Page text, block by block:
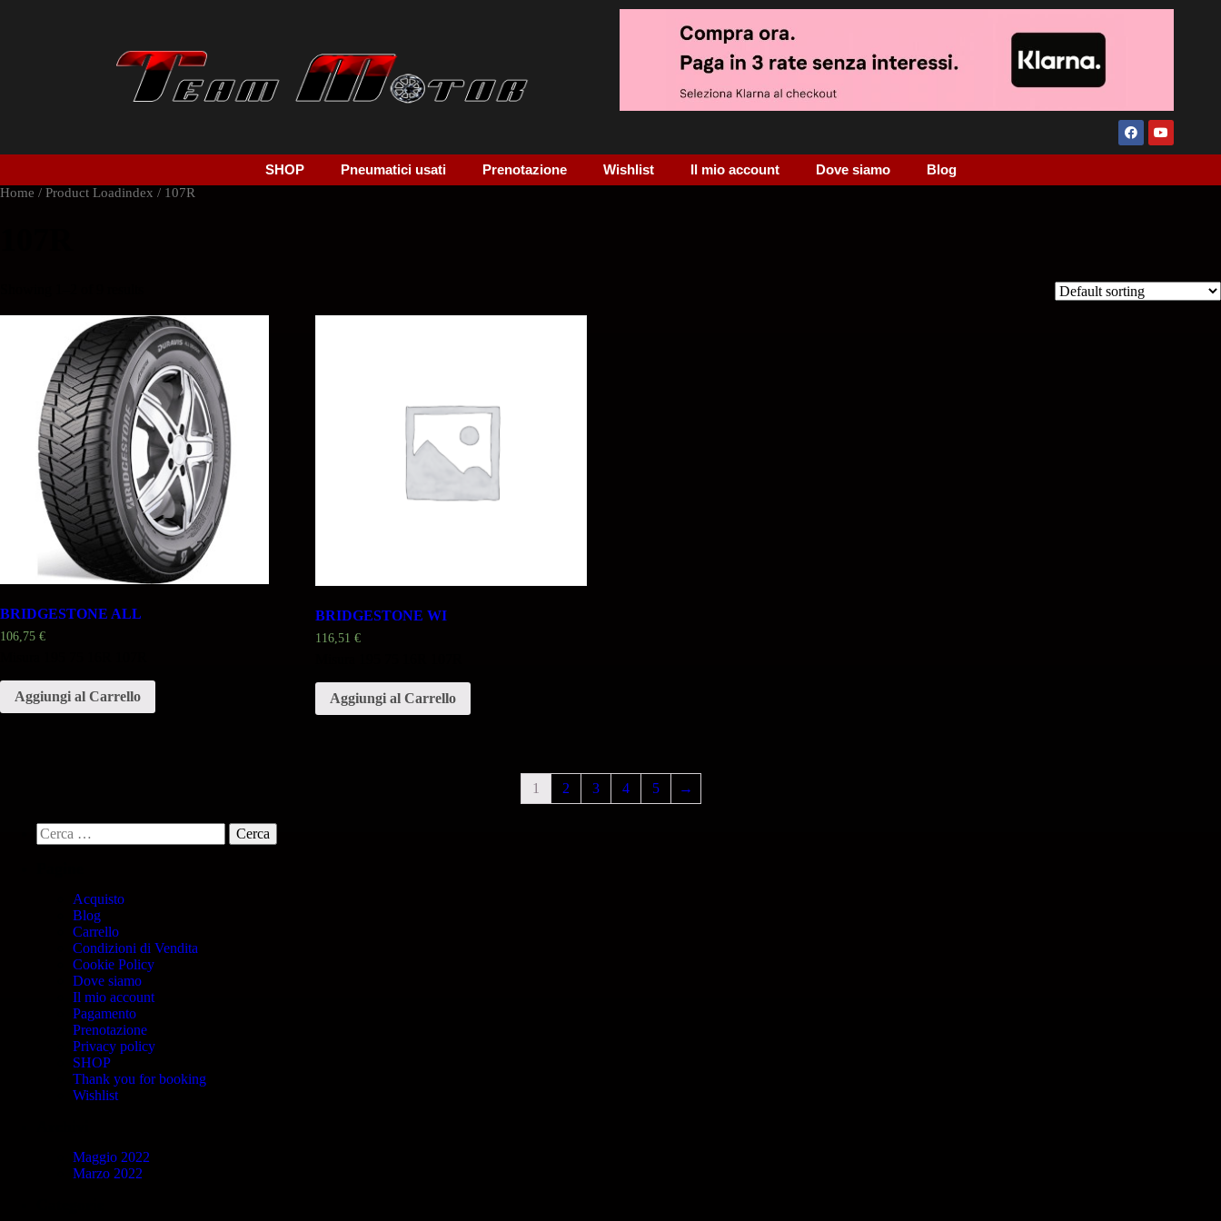
SHOP Pneumatici usati Prenotazione Wishlist Il mio account Dove siamo Blog
Home / Product Loadindex / 107R
BRIDGESTONE ALL
106,75 €
Aggiungi al Carrello
BRIDGESTONE WI
116,51€
Aggiungi al Carrello
1 2 3 4 5 →
Acquisto
Blog
Carrello
Condizioni di Vendita
Cookie Policy
Dove siamo
Il mio account
Pagamento
Prenotazione
Privacy policy
SHOP
Thank you for booking
Wishlist
Maggio 2022
Marzo 2022